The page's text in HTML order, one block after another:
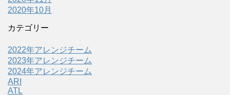
2020年10月
カテゴリー
2022年アレンジチーム
2023年アレンジチーム
2024年アレンジチーム
ARI
ATL